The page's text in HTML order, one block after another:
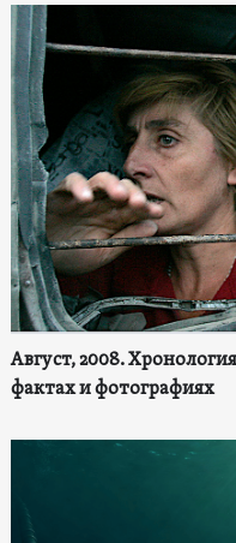
Август, 2008.
фактах и фотографиях